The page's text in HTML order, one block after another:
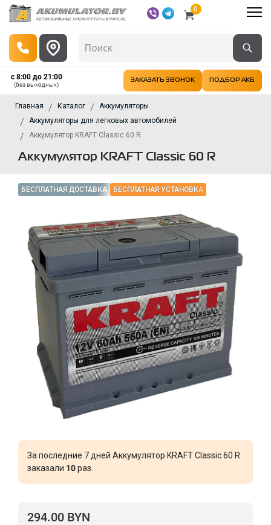
0
с 8:00 до 21:00
(без выходных)
ЗАКАЗАТЬ ЗВОНОК ПОДБОР АКБ
Главная Каталог
Аккумуляторы
Аккумуляторы для легковых автомобилей
Аккумулятор KRAFT Classic 60 R
Аккумулятор KRAFT Classic 60 R
БЕСПЛАТНАЯ ДОСТАВКА БЕСПЛАТНАЯ УСТАНОВКА
За последние 7 дней Аккумулятор KRAFT Classic 60 R
заказали 10раз.
294.00 BYN